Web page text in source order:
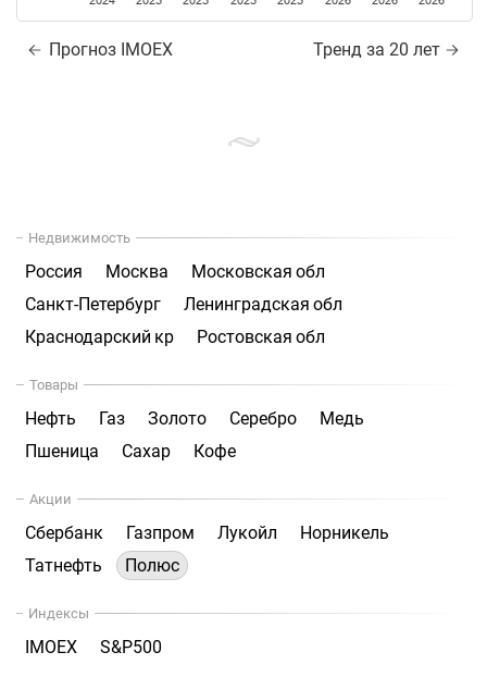
Прогноз IMOEX Тренд за 20 лет
Недвижимость
Россия Москва
Московская обл
Санкт-Петербург
Ленинградская обл
Краснодарский кр
Ростовская обл
Товары
Нефть Газ Золото Серебро
Медь
Пшеница
Сахар Кофе
Акции
Сбербанк Газпром Лукойл
Норникель
Татнефть
Полюс
Индексы
IMOEX S&P500